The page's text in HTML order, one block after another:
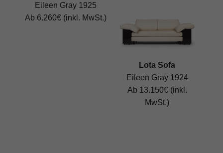
Eileen Gray 1925
Ab 6.260€ (inkl. MwSt.)
Lota Sofa
Eileen Gray 1924
Ab 13.150€ (inkl.
MwSt.)